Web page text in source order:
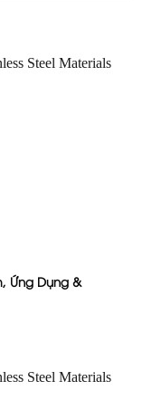
Ứng Dụng &